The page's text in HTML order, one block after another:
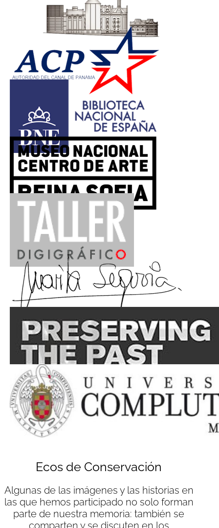
Ecos de Conservación
Algunas de las imágenes y las historias en
las que hemos participado no solo forman
parte de nuestra memoria: también se
comparten y se discuten en los